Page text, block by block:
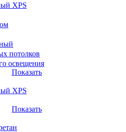
XPS
потолков
освещения
Показать
XPS
Показать